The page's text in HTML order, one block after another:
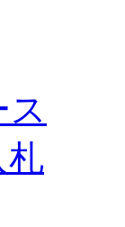
ス
札